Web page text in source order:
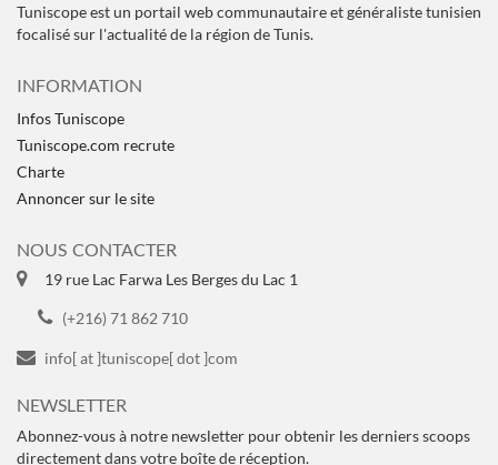
Tuniscope est un portail web communautaire et généraliste tunisien
focalisé sur l'actualité de la région de Tunis.
INFORMATION
Infos Tuniscope
Tuniscope.com recrute
Charte
Annoncer sur le site
NOUS CONTACTER
19 rue Lac Farwa Les Berges du Lac 1
(+216) 71 862 710
info[ at ]tuniscope[ dot ]com
NEWSLETTER
Abonnez-vous à notre newsletter pour obtenir les derniers scoops
directement dans votre boîte de réception.